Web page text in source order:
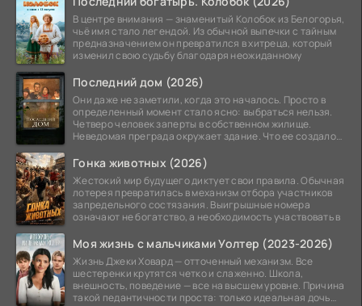
В центре внимания — знаменитый Колобок из Белогорья,
чьё имя стало легендой. Из обычной выпечки с тайным
предназначением он превратился в хитреца, который
изменил свою судьбу благодаря неожиданному
Последний дом (2026)
Они даже не заметили, когда это началось. Просто в
определенный момент стало ясно: выбраться нельзя.
Четверо человек заперты в собственном жилище.
Неведомая преграда окружает здание. Что ее создало
Гонка животных (2026)
Жестокий мир будущего диктует свои правила. Обычная
лотерея превратилась в механизм отбора участников
запредельного состязания. Выигрышные номера
означают не богатство, а необходимость участвовать в
Моя жизнь с мальчиками Уолтер (2023-2026)
Жизнь Джеки Ховард — отточенный механизм. Все
шестеренки крутятся четко и слаженно. Школа,
внешность, поведение — все на высшем уровне. Причина
такой педантичности проста: только идеальная дочь